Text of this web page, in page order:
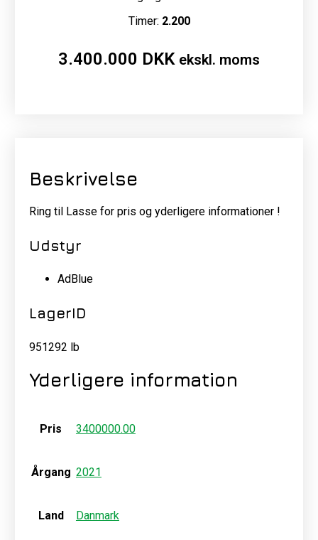
Timer: 2.200
3.400.000 DKK ekskl. moms
Beskrivelse
Ring til Lasse for pris og yderligere informationer !
Udstyr
AdBlue
LagerID
951292 lb
Yderligere information
Pris 3400000.00
Årgang 2021
Land Danmark